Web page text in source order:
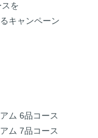
を
キャンペーン
ム 6品コース
ム 7品コース